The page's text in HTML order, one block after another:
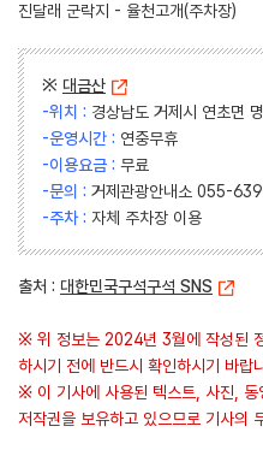
진달래 군락지 - 율천고개(주차장)
※ 대금산
-위치 : 경상남도 거제시 연초면
-운영시간 : 연중무휴
-이용요금 : 무료
-문의 : 거제관광안내소 055-
-주차 : 자체 주차장 이용
출처 : 대한민국구석구석 SNS
※ 위 정보는 2024년 3월에 작성된
하시기 전에 반드시 확인하시기 바랍
※ 이 기사에 사용된 텍스트, 사진, 동
저작권을 보유하고 있으므로 기사의